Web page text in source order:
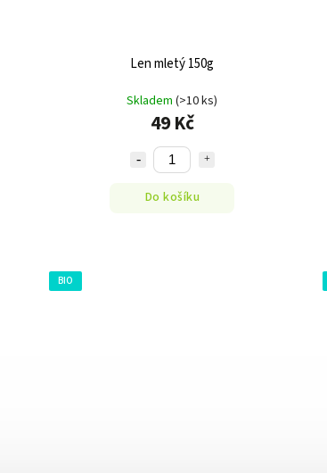
Len mletý 150g
Skladem(>10 ks)
49 Kč
Do košíku
BIO